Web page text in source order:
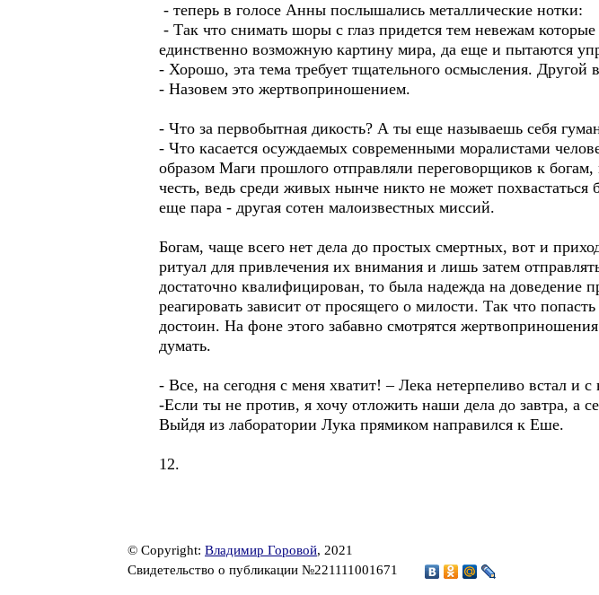
- теперь в голосе Анны послышались металлические нотки:
- Так что снимать шоры с глаз придется тем невежам
единственно возможную картину мира, да еще и пытаются
- Хорошо, эта тема требует тщательного осмысления. Другой
- Назовем это жертвоприношением.
- Что за первобытная дикость? А ты еще называешь себя
- Что касается осуждаемых современными моралистами
образом Маги прошлого отправляли переговорщиков к
честь, ведь среди живых нынче никто не может
еще пара - другая сотен малоизвестных миссий.
Богам, чаще всего нет дела до простых смертных, вот и
ритуал для привлечения их внимания и лишь затем
достаточно квалифицирован, то была надежда на доведение
реагировать зависит от просящего о милости. Так что
достоин. На фоне этого забавно смотрятся
думать.
- Все, на сегодня с меня хватит! – Лека нетерпеливо встал и
-Если ты не против, я хочу отложить наши дела до завтра, а
Выйдя из лаборатории Лука прямиком направился к Еше.
12.
© Copyright: Владимир Горовой, 2021
Свидетельство о публикации №221111001671